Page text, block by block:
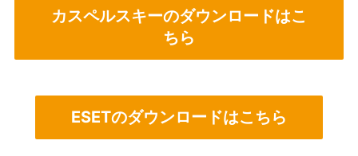
カスペルスキーのダウンロードはこ
ちら
ESETのダウンロードはこちら